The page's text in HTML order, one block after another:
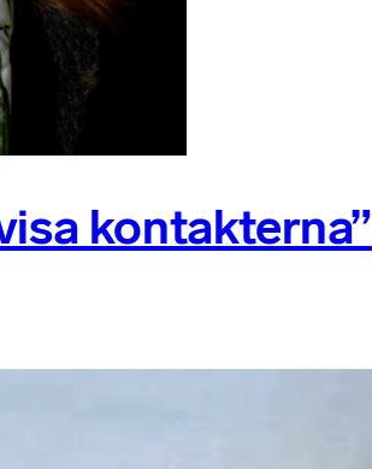
kontakterna”